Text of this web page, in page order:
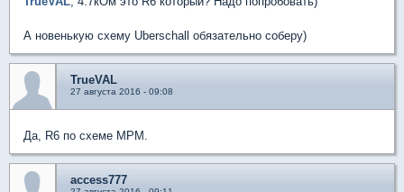
А новенькую схему Uberschall обязательно соберу)
TrueVAL
27 августа 2016 - 09:08
Да, R6 по схеме МРМ.
access777